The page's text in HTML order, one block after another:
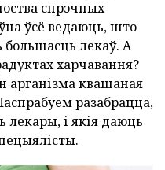
спрэчных
ўсё ведаюць, што
лекаў. А
харчавання?
арганізма квашаная
разабрацца,
лекары, і якія даюць